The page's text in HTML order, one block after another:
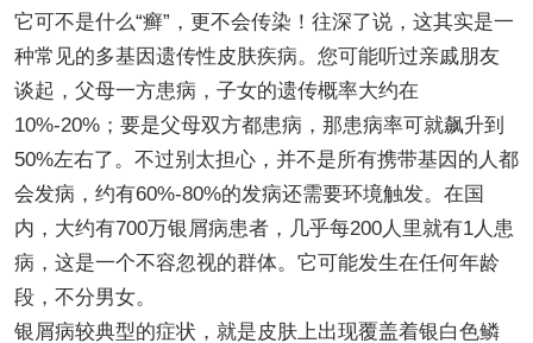
它可不是什么“癣”，更不会传染！往深了说，这其实是一
种常见的多基因遗传性皮肤疾病。您可能听过亲戚朋友
谈起，父母一方患病，子女的遗传概率大约在
10%-20%；要是父母双方都患病，那患病率可就飙升到
50%左右了。不过别太担心，并不是所有携带基因的人都
会发病，约有60%-80%的发病还需要环境触发。在国
内，大约有700万银屑病患者，几乎每200人里就有1人患
病，这是一个不容忽视的群体。它可能发生在任何年龄
段，不分男女。
银屑病较典型的症状，就是皮肤上出现覆盖着银白色鳞